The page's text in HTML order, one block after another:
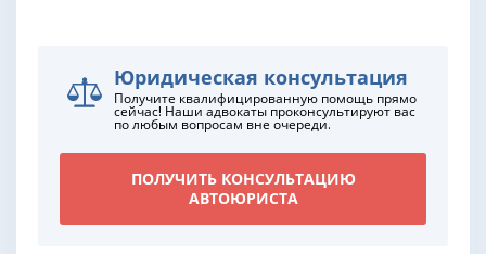
Юридическая консультация
Получите квалифицированную помощь прямо
сейчас! Наши адвокаты проконсультируют вас
по любым вопросам вне очереди.
ПОЛУЧИТЬ КОНСУЛЬТАЦИЮ
АВТОЮРИСТА